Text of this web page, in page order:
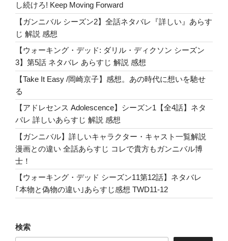
生
ま
れ
て』
サ
ン
ト
ラ
歌
詞
解
説
Born
on
the
4th
の
し続けろ! Keep Moving Forward
【ガンニバル シーズン2】全話ネタバレ『詳しい』あらす
じ 解説 感想
【ウォーキング・デッド: ダリル・ディクソン シーズン
3】第5話 ネタバレ あらすじ 解説 感想
【Take It Easy /岡崎京子】感想。あの時代に想いを馳せ
る
【アドレセンス Adolescence】シーズン1【全4話】ネタ
バレ 詳しいあらすじ 解説 感想
【ガンニバル】詳しいキャラクター・キャスト一覧解説
漫画との違い 全話あらすじ コレで貴方もガンニバル博
士！
【ウォーキング・デッド シーズン11第12話】ネタバレ
｢本物と偽物の違い｣あらすじ感想 TWD11-12
検索